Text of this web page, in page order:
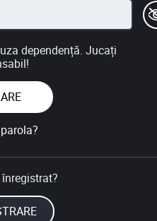
dependență. Jucați